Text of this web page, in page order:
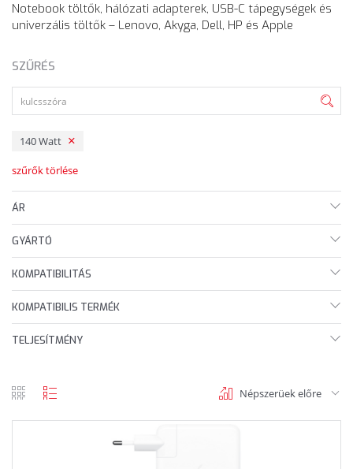
Notebook töltők, hálózati adapterek, USB-C tápegységek és
univerzális töltők – Lenovo, Akyga, Dell, HP és Apple
SZŰRÉS
140 Watt
szűrők törlése
ÁR
GYÁRTÓ
KOMPATIBILITÁS
KOMPATIBILIS TERMÉK
TELJESÍTMÉNY
Népszerüek előre